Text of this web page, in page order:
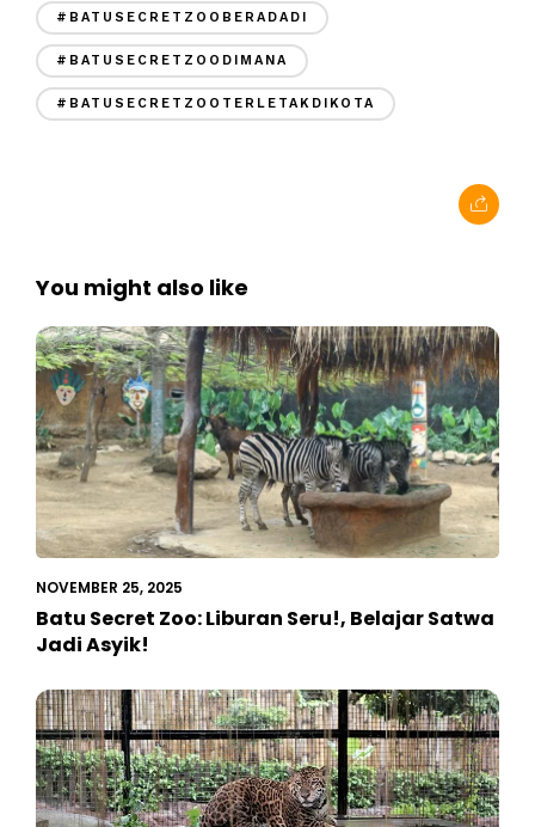
#BATUSECRETZOOBERADADI
#BATUSECRETZOODIMANA
#BATUSECRETZOOTERLETAKDIKOTA
You might also like
NOVEMBER 25, 2025
Batu Secret Zoo: Liburan Seru!, Belajar Satwa
Jadi Asyik!